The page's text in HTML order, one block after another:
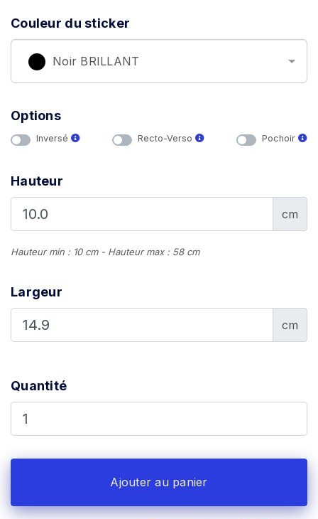
Couleur du sticker
Noir BRILLANT
Options
Inversé Recto-Verso Pochoir
Hauteur
cm
Hauteur min : 10 cm - Hauteur max : 58 cm
Largeur
cm
Quantité
Ajouter au panier